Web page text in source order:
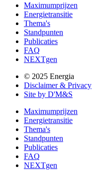
Maximumprijzen
Energietransitie
Thema's
Standpunten
Publicaties
FAQ
NEXTgen
© 2025 Energia
Disclaimer & Privacy
Site by D'M&S
Maximumprijzen
Energietransitie
Thema's
Standpunten
Publicaties
FAQ
NEXTgen